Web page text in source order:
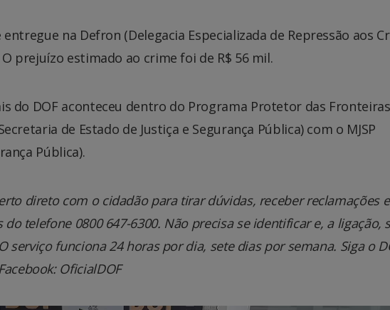
na Defron (Delegacia Especializada de Repressão aos
prejuízo estimado ao crime foi de R$ 56 mil.
do DOF aconteceu dentro do Programa Protetor das
de Estado de Justiça e Segurança Pública) com o MJSP
Pública).
direto com o cidadão para tirar dúvidas, receber reclamações e
telefone 0800 647-6300. Não precisa se identificar e, a ligação,
serviço funciona 24 horas por dia, sete dias por semana. Siga o
OficialDOF